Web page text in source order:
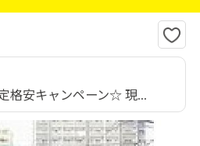
格安キャンペーン☆ 現...